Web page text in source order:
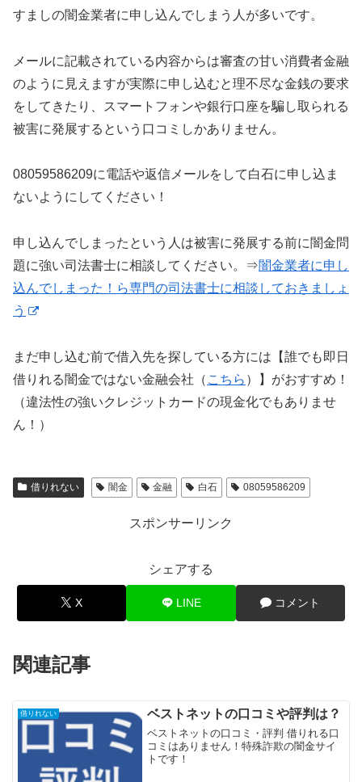
すましの闇金業者に申し込んでしまう人が多いです。
メールに記載されている内容からは審査の甘い消費者金融
のように見えますが実際に申し込むと理不尽な金銭の要求
をしてきたり、スマートフォンや銀行口座を騙し取られる
被害に発展するという口コミしかありません。
08059586209に電話や返信メールをして白石に申し込ま
ないようにしてください！
申し込んでしまったという人は被害に発展する前に闇金問
題に強い司法書士に相談してください。⇒闇金業者に申し
込んでしまった！ら専門の司法書士に相談しておきましょ
う
まだ申し込む前で借入先を探している方には【誰でも即日
借りれる闇金ではない金融会社（ こちら ）】がおすすめ！
（違法性の強いクレジットカードの現金化でもありませ
ん！）
借りれない 闇金 金融 白石 08059586209
スポンサーリンク
シェアする
X LINE コメント
関連記事
借りれない ベストネットの口コミや評判は？
ベストネットの口コミ・評判 借りれる口
コミはありません！特殊詐欺の闇金サイ
トです！